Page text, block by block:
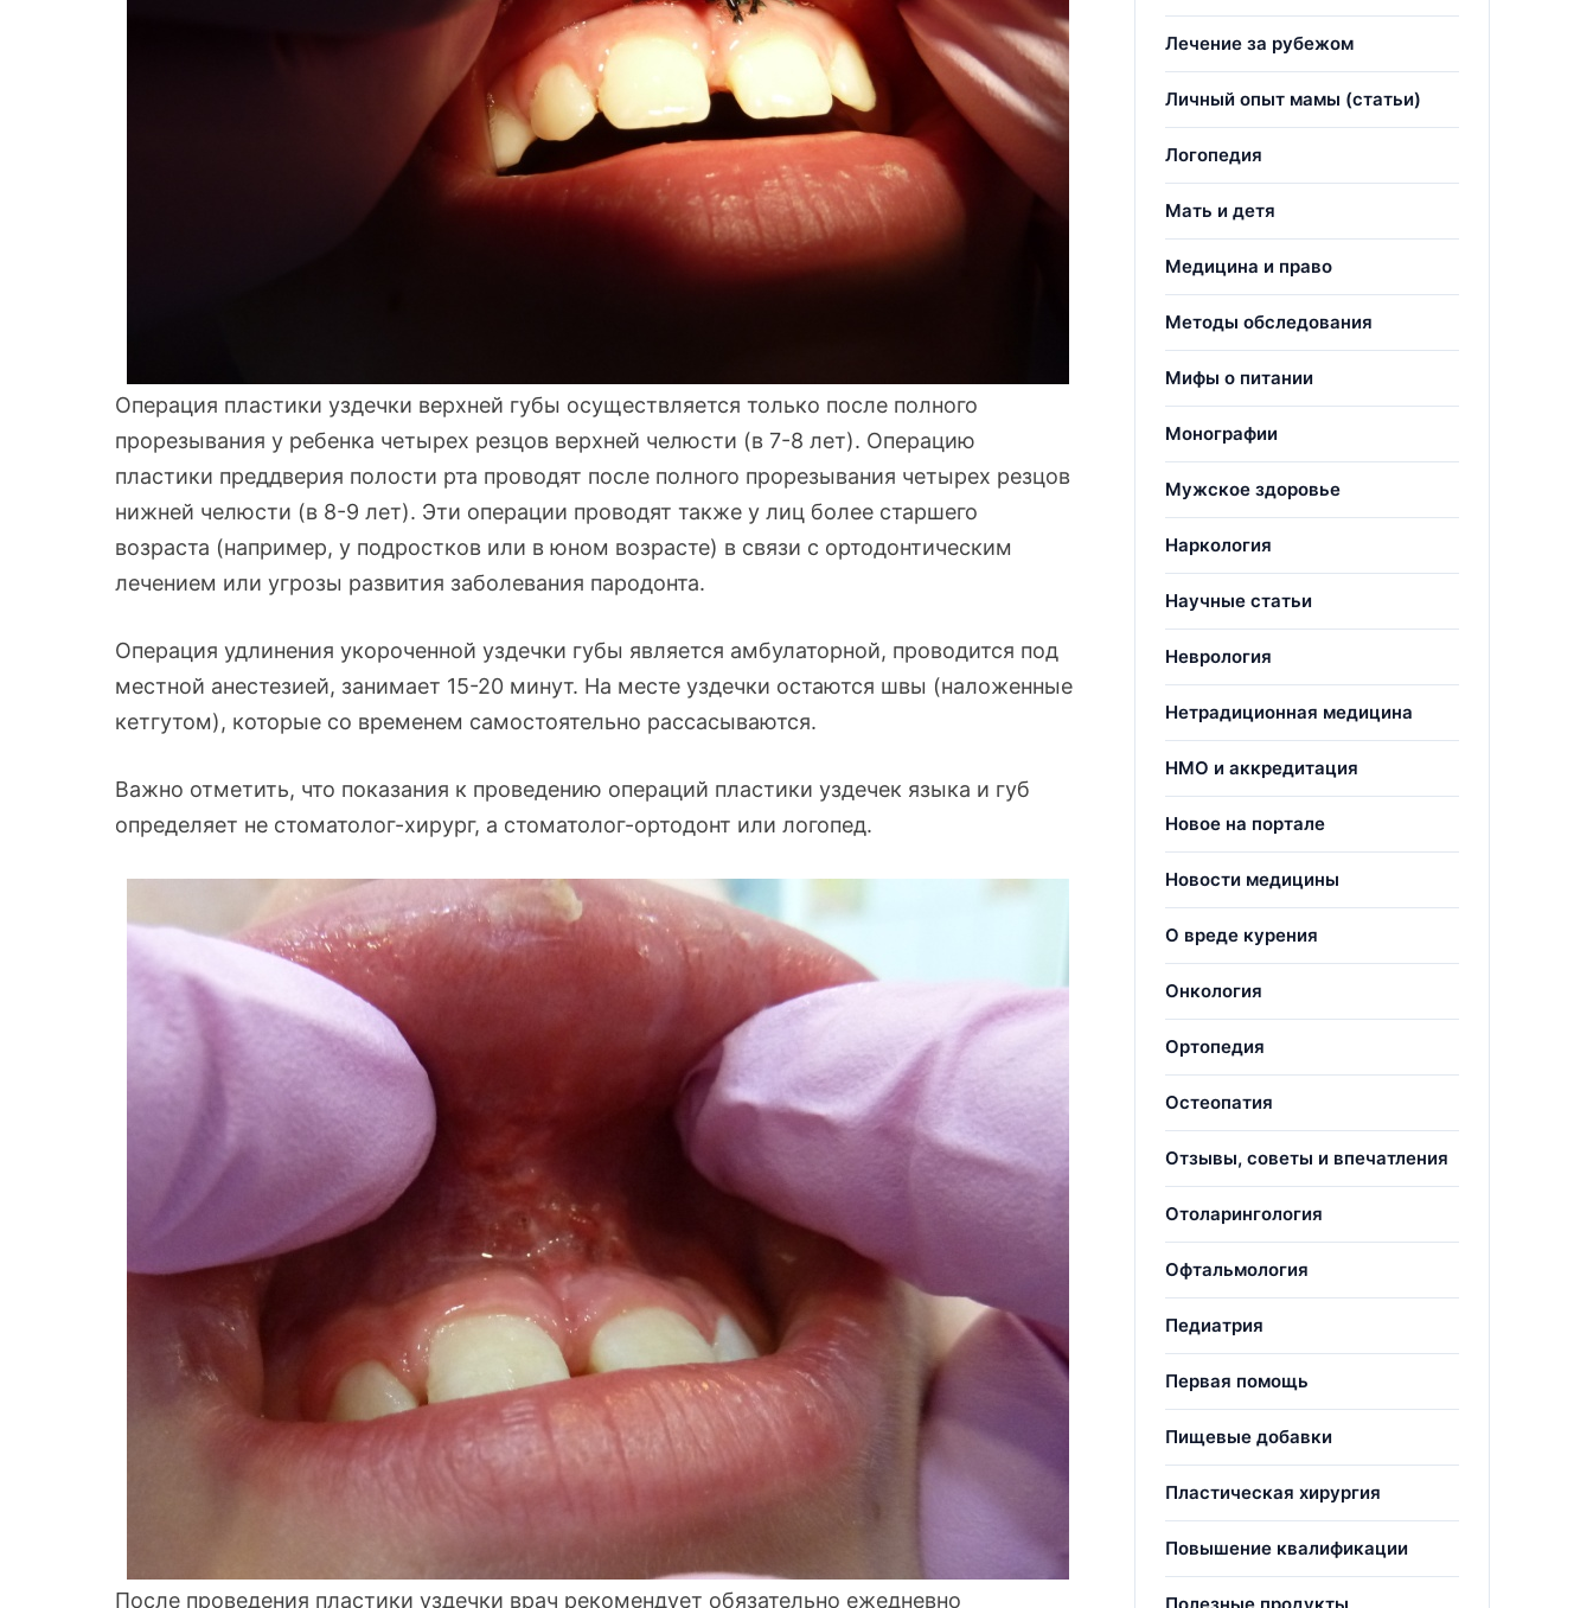
Операция пластики уздечки верхней губы осуществляется только после полного
прорезывания у ребенка четырех резцов верхней челюсти (в 7-8 лет). Операцию
пластики преддверия полости рта проводят после полного прорезывания четырех резцов
нижней челюсти (в 8-9 лет). Эти операции проводят также у лиц более старшего
возраста (например, у подростков или в юном возрасте) в связи с ортодонтическим
лечением или угрозы развития заболевания пародонта.
Операция удлинения укороченной уздечки губы является амбулаторной, проводится под
местной анестезией, занимает 15-20 минут. На месте уздечки остаются швы (наложенные
кетгутом), которые со временем самостоятельно рассасываются.
Важно отметить, что показания к проведению операций пластики уздечек языка и губ
определяет не стоматолог-хирург, а стоматолог-ортодонт или логопед.
После проведения пластики уздечки врач рекомендует обязательно ежедневно
Лечение за рубежом
Личный опыт мамы (статьи)
Логопедия
Мать и детя
Медицина и право
Методы обследования
Мифы о питании
Монографии
Мужское здоровье
Наркология
Научные статьи
Неврология
Нетрадиционная медицина
НМО и аккредитация
Новое на портале
Новости медицины
О вреде курения
Онкология
Ортопедия
Остеопатия
Отзывы, советы и впечатления
Отоларингология
Офтальмология
Педиатрия
Первая помощь
Пищевые добавки
Пластическая хирургия
Повышение квалификации